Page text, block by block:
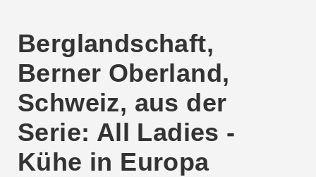
Berglandschaft,
Berner Oberland,
Schweiz, aus der
Serie: All Ladies -
Kühe in Europa